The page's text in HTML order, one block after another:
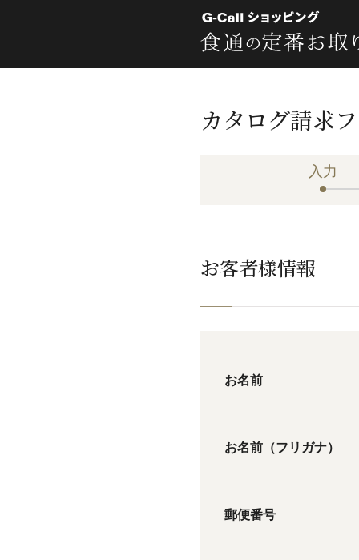
カタログ請求
入力
お客者様情報
お名前
お名前（フリガナ）
郵便番号